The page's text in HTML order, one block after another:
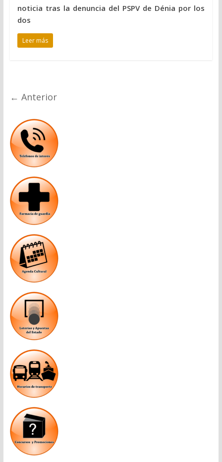
noticia tras la denuncia del PSPV de Dénia por los
dos
Leer más
← Anterior